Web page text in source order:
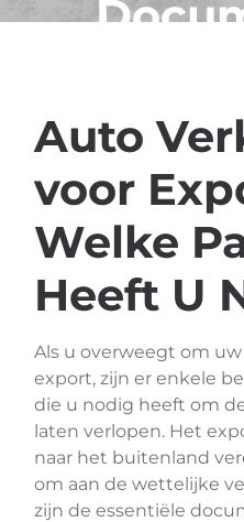
Auto
voor
Welke
Heeft U
Als u overweegt om
export, zijn er enkele
die u nodig heeft om
laten verlopen. Het
naar het buitenland
om aan de wettelijke
zijn de essentiële